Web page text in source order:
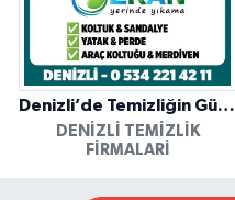
Denizli’de Temizliğin Güvenilir Adresi: Özkan Yerinde Yıkama
DENIZLI TEMIZLIK
FIRMALARI